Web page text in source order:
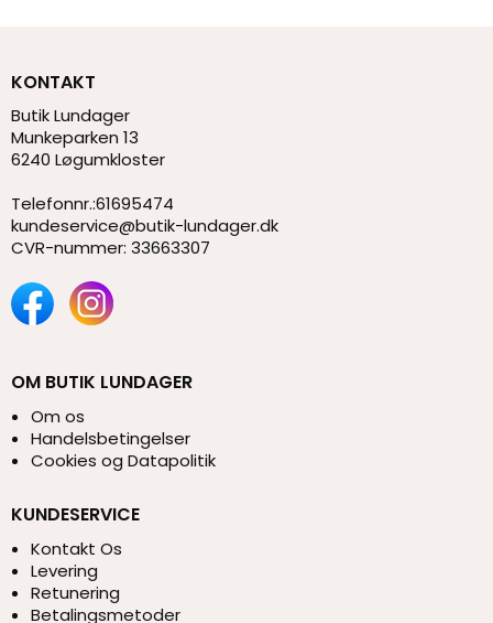
KONTAKT
Butik Lundager
Munkeparken 13
6240 Løgumkloster
Telefonnr.:61695474
kundeservice@butik-lundager.dk
CVR-nummer: 33663307
OM BUTIK LUNDAGER
Om os
Handelsbetingelser
Cookies og Datapolitik
KUNDESERVICE
Kontakt Os
Levering
Retunering
Betalingsmetoder